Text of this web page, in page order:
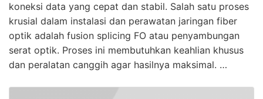
koneksi data yang cepat dan stabil. Salah satu proses
krusial dalam instalasi dan perawatan jaringan fiber
optik adalah fusion splicing FO atau penyambungan
serat optik. Proses ini membutuhkan keahlian khusus
dan peralatan canggih agar hasilnya maksimal. …